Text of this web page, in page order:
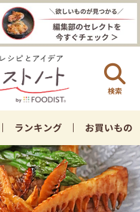
検索
ランキング お買いもの